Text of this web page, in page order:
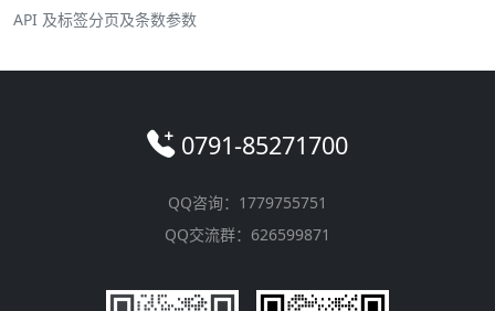
API 及标签分页及条数参数
0791-85271700
QQ咨询：1779755751
QQ交流群：626599871